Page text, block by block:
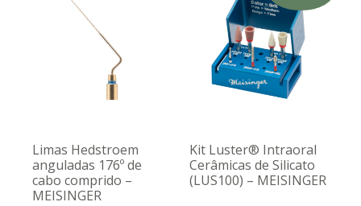
Limas Hedstroem
anguladas 176º de
cabo comprido –
MEISINGER
Kit Luster® Intraoral
Cerâmicas de Silicato
(LUS100) – MEISINGER